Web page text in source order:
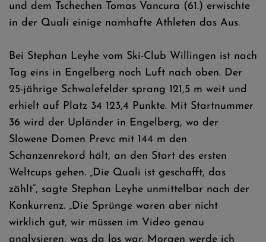
und dem Tschechen Tomas Vancura (61.) erwischte
in der Quali einige namhafte Athleten das Aus.
Bei Stephan Leyhe vom Ski-Club Willingen ist nach
Tag eins in Engelberg noch Luft nach oben. Der
25-jährige Schwalefelder sprang 121,5 m weit und
erhielt auf Platz 34 123,4 Punkte. Mit Startnummer
36 wird der Upländer in Engelberg, wo der
Slowene Domen Prevc mit 144 m den
Schanzenrekord hält, an den Start des ersten
Weltcups gehen. „Die Quali ist geschafft, das
zählt“, sagte Stephan Leyhe unmittelbar nach der
Konkurrenz. „Die Sprünge waren aber nicht
wirklich gut, wir müssen im Video genau
analysieren, was da los war. Morgen werde ich